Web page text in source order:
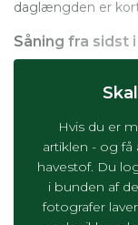
daglængden er
Såning fra sidst
Hvis du er
artiklen - og
havestof. Du
i bunden af
fotografer